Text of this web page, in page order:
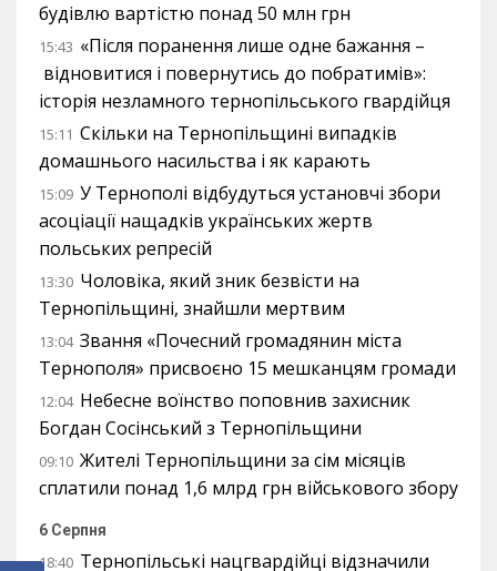
будівлю вартістю понад 50 млн грн
15:43 «Після поранення лише одне бажання –
відновитися і повернутись до побратимів»:
історія незламного тернопільського гвардійця
15:11 Скільки на Тернопільщині випадків
домашнього насильства і як карають
15:09 У Тернополі відбудуться установчі збори
асоціації нащадків українських жертв
польських репресій
13:30 Чоловіка, який зник безвісти на
Тернопільщині, знайшли мертвим
13:04 Звання «Почесний громадянин міста
Тернополя» присвоєно 15 мешканцям громади
12:04 Небесне воїнство поповнив захисник
Богдан Сосінський з Тернопільщини
09:10 Жителі Тернопільщини за сім місяців
сплатили понад 1,6 млрд грн військового збору
6 Серпня
18:40 Тернопільські нацгвардійці відзначили